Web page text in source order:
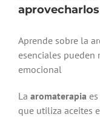
aprovecharlos
Aprende sobre la
esenciales pueden
emocional
La aromaterapia
que utiliza aceites